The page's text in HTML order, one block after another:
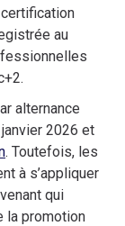
au
alternance
2026 et
. Toutefois, les
à s’appliquer
qui
la promotion